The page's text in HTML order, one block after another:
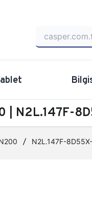
| N2L.147F-
N2L.147F-